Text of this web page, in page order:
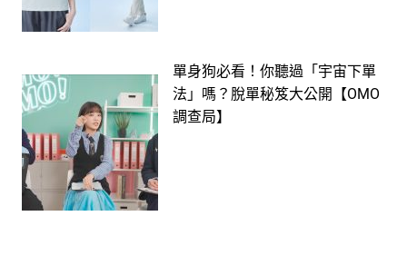
單身狗必看！你聽過「宇宙下單
法」嗎？脫單秘笈大公開【OMO
調查局】